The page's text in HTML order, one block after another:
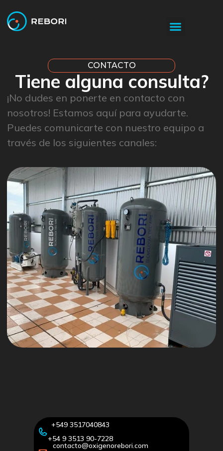
CONTACTO
Tiene alguna consulta?
¡No dudes en ponerte en contacto con
nosotros! Estamos aquí para ayudarte.
Puedes comunicarte con nuestro equipo a
través de los siguientes canales:
+549 3517040843
+54 9 3513 90-7228
contacto@oxigenorebori.com